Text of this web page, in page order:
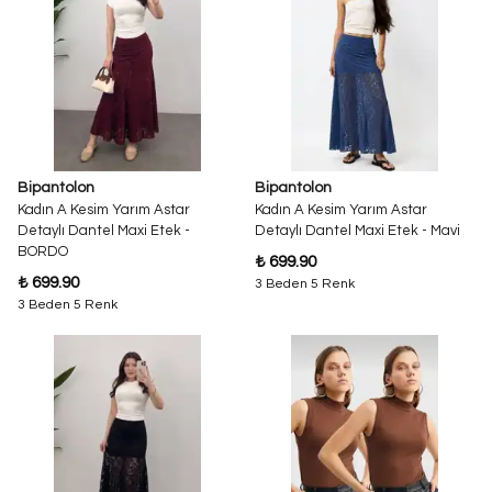
Bipantolon
Kadın A Kesim Yarım Astar
Detaylı Dantel Maxi Etek -
BORDO
₺ 699.90
3 Beden 5 Renk
Bipantolon
Kadın A Kesim Yarım Astar
Detaylı Dantel Maxi Etek - Mavi
₺ 699.90
3 Beden 5 Renk